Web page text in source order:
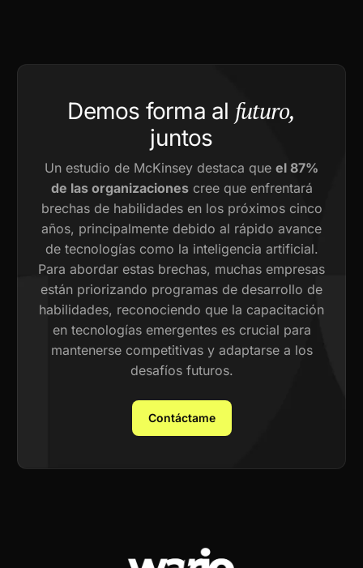
Demos forma al futuro,
juntos
Un estudio de McKinsey destaca que el 87%
de las organizacionescree que enfrentará
brechas de habilidades en los próximos cinco
años, principalmente debido al rápido avance
de tecnologías como la inteligencia artificial.
Para abordar estas brechas, muchas empresas
están priorizando programas de desarrollo de
habilidades, reconociendo que la capacitación
en tecnologías emergentes es crucial para
mantenerse competitivas y adaptarse a los
desafíos futuros.
Contáctame